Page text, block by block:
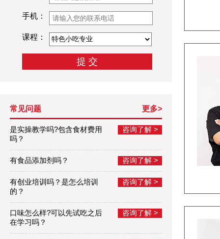
手机：
课程：
常见问题 更多>
是实操教学吗?包含食材费用
吗？
咨询了解 >
有食品添加剂吗？ 咨询了解 >
有创业培训吗？是怎么培训
的？
咨询了解 >
口味怎么样?可以先试吃之后
在学习吗？
咨询了解 >